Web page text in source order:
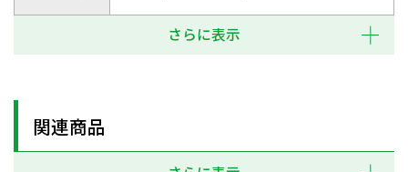
さらに表示
関連商品